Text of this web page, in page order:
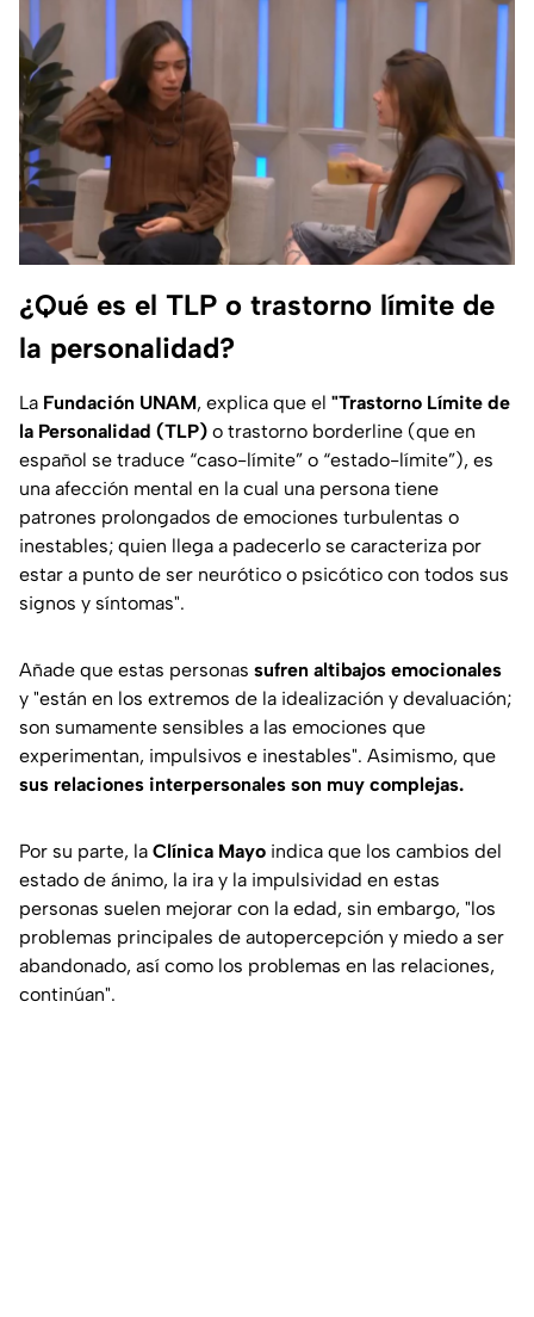
¿Qué es el TLP o trastorno límite de
la personalidad?
La Fundación UNAM, explica que el "Trastorno Límite de
la Personalidad (TLP) o trastorno borderline (que en
español se traduce “caso-límite” o “estado-límite”), es
una afección mental en la cual una persona tiene
patrones prolongados de emociones turbulentas o
inestables; quien llega a padecerlo se caracteriza por
estar a punto de ser neurótico o psicótico con todos sus
signos y síntomas".
Añade que estas personas sufren altibajos emocionales
y "están en los extremos de la idealización y devaluación;
son sumamente sensibles a las emociones que
experimentan, impulsivos e inestables". Asimismo, que
sus relaciones interpersonales son muy complejas.
Por su parte, la Clínica Mayo indica que los cambios del
estado de ánimo, la ira y la impulsividad en estas
personas suelen mejorar con la edad, sin embargo, "los
problemas principales de autopercepción y miedo a ser
abandonado, así como los problemas en las relaciones,
continúan".